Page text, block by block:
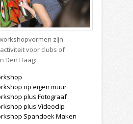
zijn
voor clubs of
Den Haag:
op eigen muur
plus Fotograaf
plus Videoclip
Spandoek Maken